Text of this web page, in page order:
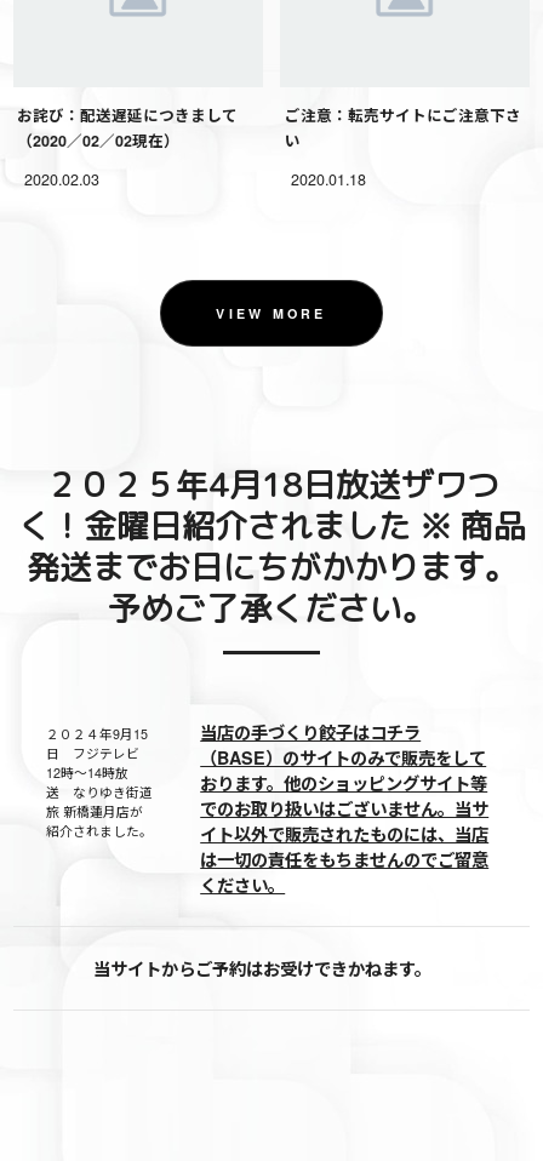
お詫び：配送遅延につきまして
（2020／02／02現在）
2020.02.03
ご注意：転売サイトにご注意下さ
い
2020.01.18
VIEW MORE
２０２５年4月18日放送ザワつ
く！金曜日紹介されました ※ 商品
発送までお日にちがかかります。
予めご了承ください。
２０２４年9月15
日 フジテレビ
12時～14時放
送 なりゆき街道
旅 新橋蓮月店が
紹介されました。
当店の手づくり餃子はコチラ
（BASE）のサイトのみで販売をして
おります。他のショッピングサイト等
でのお取り扱いはございません。当サ
イト以外で販売されたものには、当店
は一切の責任をもちませんのでご留意
ください。
当サイトからご予約はお受けできかねます。